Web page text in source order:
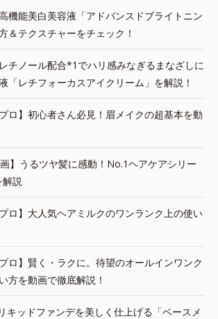
機能美白美容液「アドバンスドブライトニン
＆テクスチャーをチェック！
チノール配合*1でハリ感みなぎるまなざしに
「レチフォーカスアイクリーム」を解説！
ロ】初心者さん必見！眉メイクの超基本を動
】うるツヤ髪に感動！No.1ヘアケアシリー
説
ロ】大人気ヘアミルクのワンランク上の使い
ロ】賢く・ラクに。待望のオールインワンク
方を動画で徹底解説！
キッドファンデを美しく仕上げる「ベースメ